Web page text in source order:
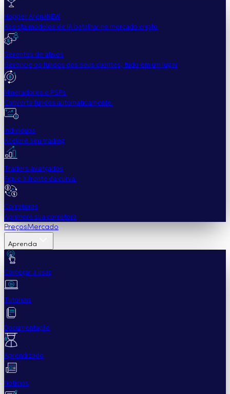
Hopper ArenaNEW
Assista modelos de IA batalhar no mercado cripto
Gerentes de ativos
Gerencie os fundos dos seus clientes, tudo em um lugar
Mineradores e PSPs
Converta fundos automaticamente.
Indivíduos
Acelere seu trading
Traders avançados
Fique à frente da curva.
Corretoras
Aprimore sua corretora
PreçosMercado
Aprenda
Começar a usar
Tutoriais
Documentação
Aprendizado
Notícias